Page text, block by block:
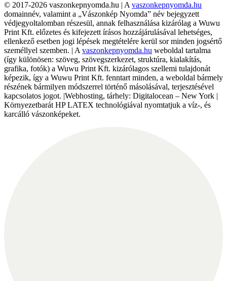
© 2017-2026 vaszonkepnyomda.hu | A vaszonkepnyomda.hu
domainnév, valamint a „Vászonkép Nyomda” név bejegyzett
védjegyoltalomban részesül, annak felhasználása kizárólag a Wuwu
Print Kft. előzetes és kifejezett írásos hozzájárulásával lehetséges,
ellenkező esetben jogi lépések megtételére kerül sor minden jogsértő
személlyel szemben. | A vaszonkepnyomda.hu weboldal tartalma
(így különösen: szöveg, szövegszerkezet, struktúra, kialakítás,
grafika, fotók) a Wuwu Print Kft. kizárólagos szellemi tulajdonát
képezik, így a Wuwu Print Kft. fenntart minden, a weboldal bármely
részének bármilyen módszerrel történő másolásával, terjesztésével
kapcsolatos jogot. |Webhosting, tárhely: Digitalocean – New York |
Környezetbarát HP LATEX technológiával nyomtatjuk a víz-, és
karcálló vászonképeket.